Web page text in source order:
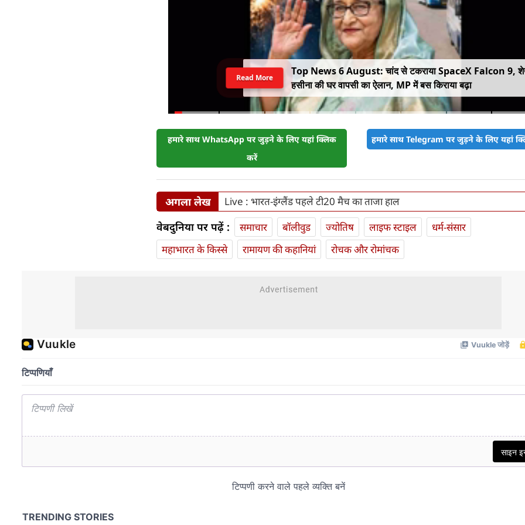
Top News 6 August: चांद से टकराया SpaceX Falcon 9,
हसीना की घर वापसी का ऐलान, MP में बस किराया बढ़ा
Read More
हमारे साथ WhatsApp पर जुड़ने के लिए यहां क्लिक
करें
हमारे साथ Telegram पर जुड़ने के लिए यहां
अगला लेख Live : भारत-इंग्लैंड पहले टी20 मैच का ताजा हाल
वेबदुनिया पर पढ़ें : समाचार बॉलीवुड ज्योतिष लाइफ स्‍टाइल
धर्म-संसार
महाभारत के किस्से
रामायण की कहानियां रोचक और रोमांचक